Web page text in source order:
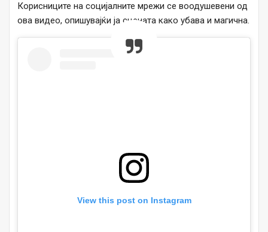
Корисниците на социјалните мрежи се воодушевени од
ова видео, опишувајќи ја сцената како убава и магична.
View this post on Instagram